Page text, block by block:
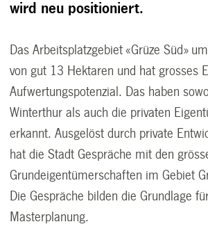
wird neu positioniert.
Das Arbeitsplatzgebiet «Grüze Süd»
von gut 13 Hektaren und hat grosses
Aufwertungspotenzial. Das haben
Winterthur als auch die privaten
erkannt. Ausgelöst durch private
hat die Stadt Gespräche mit den
Grundeigentümerschaften im Gebiet
Die Gespräche bilden die Grundlage
Masterplanung.